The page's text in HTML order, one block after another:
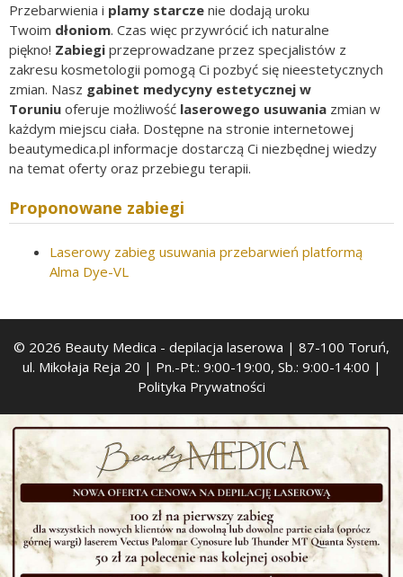
Przebarwienia i plamy starcze nie dodają uroku
Twoim dłoniom. Czas więc przywrócić ich naturalne
piękno! Zabiegi przeprowadzane przez specjalistów z
zakresu kosmetologii pomogą Ci pozbyć się nieestetycznych
zmian. Nasz gabinet medycyny estetycznej w
Toruniu oferuje możliwość laserowego usuwania zmian w
każdym miejscu ciała. Dostępne na stronie internetowej
beautymedica.pl informacje dostarczą Ci niezbędnej wiedzy
na temat oferty oraz przebiegu terapii.
Proponowane zabiegi
Laserowy zabieg usuwania przebarwień platformą
Alma Dye-VL
© 2026 Beauty Medica - depilacja laserowa | 87-100 Toruń,
ul. Mikołaja Reja 20 | Pn.-Pt.: 9:00-19:00, Sb.: 9:00-14:00 |
Polityka Prywatności